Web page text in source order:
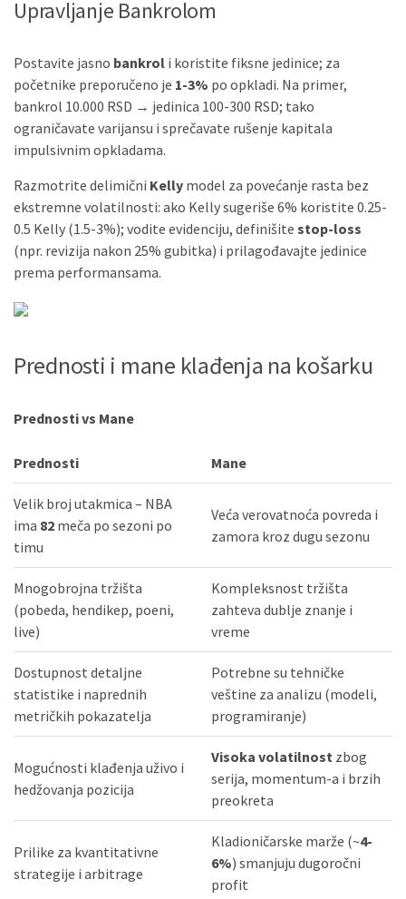
Upravljanje Bankrolom
Postavite jasno bankrol i koristite fiksne jedinice; za
početnike preporučeno je 1-3% po opkladi. Na primer,
bankrol 10.000 RSD → jedinica 100-300 RSD; tako
ograničavate varijansu i sprečavate rušenje kapitala
impulsivnim opkladama.
Razmotrite delimični Kelly model za povećanje rasta bez
ekstremne volatilnosti: ako Kelly sugeriše 6% koristite 0.25-
0.5 Kelly (1.5-3%); vodite evidenciju, definišite stop-loss
(npr. revizija nakon 25% gubitka) i prilagođavajte jedinice
prema performansama.
Prednosti i mane klađenja na košarku
Prednosti vs Mane
Prednosti Mane
Velik broj utakmica – NBA
ima 82 meča po sezoni po
timu
Veća verovatnoća povreda i
zamora kroz dugu sezonu
Mnogobrojna tržišta
(pobeda, hendikep, poeni,
live)
Kompleksnost tržišta
zahteva dublje znanje i
vreme
Dostupnost detaljne
statistike i naprednih
metričkih pokazatelja
Potrebne su tehničke
veštine za analizu (modeli,
programiranje)
Mogućnosti klađenja uživo i
hedžovanja pozicija
Visoka volatilnost zbog
serija, momentum-a i brzih
preokreta
Prilike za kvantitativne
strategije i arbitrage
Kladioničarske marže (~4-
6%) smanjuju dugoročni
profit